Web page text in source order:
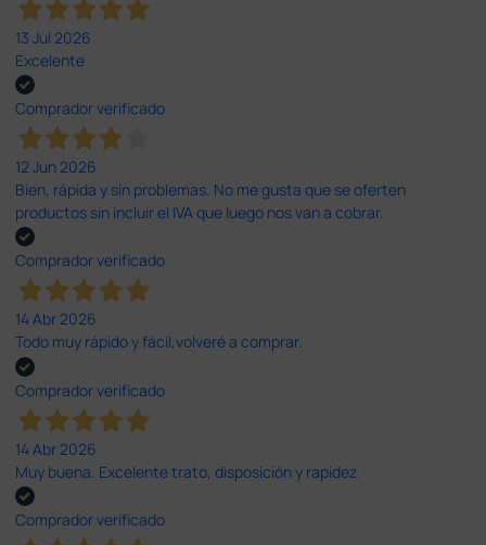
13 Jul 2026
Excelente
Comprador verificado
12 Jun 2026
Bien, rápida y sin problemas. No me gusta que se oferten
productos sin incluir el IVA que luego nos van a cobrar.
Comprador verificado
14 Abr 2026
Todo muy rápido y fácil,volveré a comprar.
Comprador verificado
14 Abr 2026
Muy buena. Excelente trato, disposición y rapidez
Comprador verificado